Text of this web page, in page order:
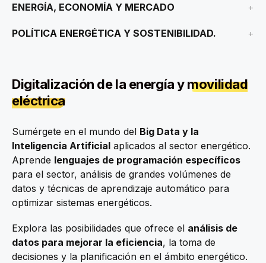
ENERGÍA, ECONOMÍA Y MERCADO
POLÍTICA ENERGÉTICA Y SOSTENIBILIDAD.
Digitalización de la energía ymovilidad
eléctrica
Sumérgete en el mundo del Big Data y la
Inteligencia Artificial aplicados al sector energético.
Aprende lenguajes de programación específicos
para el sector, análisis de grandes volúmenes de
datos y técnicas de aprendizaje automático para
optimizar sistemas energéticos.
Explora las posibilidades que ofrece el análisis de
datos para mejorar la eficiencia, la toma de
decisiones y la planificación en el ámbito energético.